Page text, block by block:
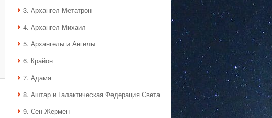
3. Архангел Метатрон
4. Архангел Михаил
5. Архангелы и Ангелы
6. Крайон
7. Адама
8. Аштар и Галактическая Федерация Света
9. Сен-Жермен